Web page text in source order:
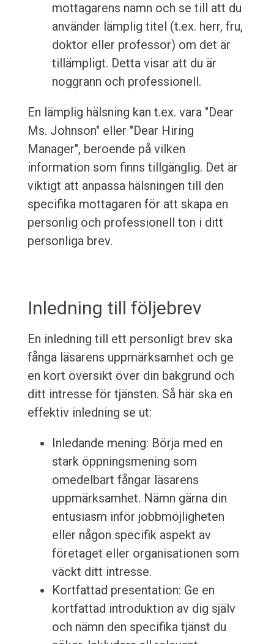
mottagarens namn och se till att du
använder lämplig titel (t.ex. herr, fru,
doktor eller professor) om det är
tillämpligt. Detta visar att du är
noggrann och professionell.
En lämplig hälsning kan t.ex. vara "Dear
Ms. Johnson" eller "Dear Hiring
Manager", beroende på vilken
information som finns tillgänglig. Det är
viktigt att anpassa hälsningen till den
specifika mottagaren för att skapa en
personlig och professionell ton i ditt
personliga brev.
Inledning till följebrev
En inledning till ett personligt brev ska
fånga läsarens uppmärksamhet och ge
en kort översikt över din bakgrund och
ditt intresse för tjänsten. Så här ska en
effektiv inledning se ut:
Inledande mening: Börja med en
stark öppningsmening som
omedelbart fångar läsarens
uppmärksamhet. Nämn gärna din
entusiasm inför jobbmöjligheten
eller någon specifik aspekt av
företaget eller organisationen som
väckt ditt intresse.
Kortfattad presentation: Ge en
kortfattad introduktion av dig själv
och nämn den specifika tjänst du